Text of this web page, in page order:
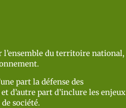
l’ensemble du territoire national,
part la défense des
d’autre part d’inclure les enjeux
société.